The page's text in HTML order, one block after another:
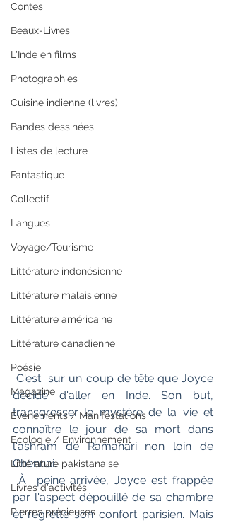
Contes
Beaux-Livres
L'Inde en films
Photographies
Cuisine indienne (livres)
Bandes dessinées
Listes de lecture
Fantastique
Collectif
Langues
Voyage/Tourisme
Littérature indonésienne
Littérature malaisienne
Littérature américaine
Littérature canadienne
Poésie
Magazine
Evènements / Manifestations
Ecologie / Environnement
Littérature pakistanaise
Livres d'activités
Pierres précieuses
C'est  sur un coup de tête que Joyce
décide d'aller en Inde. Son but,
transgresser le mystère de la vie et
connaître le jour de sa mort dans
l'ashram de Ramahari non loin de
Chennai.
par l'aspect dépouillé de sa chambre
et regrette son confort parisien. Mais